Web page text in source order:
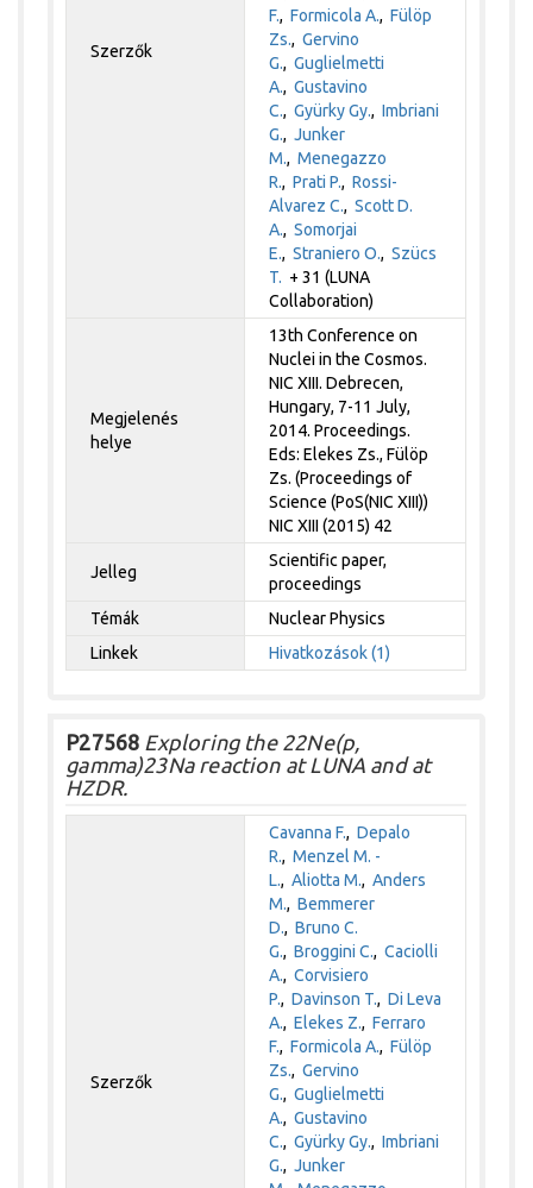
Szerzők
F.,Formicola A.,Fülöp
Zs.,Gervino
G.,Guglielmetti
A.,Gustavino
C.,Gyürky Gy.,Imbriani
G.,Junker
M.,Menegazzo
R.,Prati P.,Rossi-
Alvarez C.,Scott D.
A.,Somorjai
E.,Straniero O.,Szücs
T. + 31 (LUNA
Collaboration)
Megjelenés
helye
13th Conference on
Nuclei in the Cosmos.
NIC XIII. Debrecen,
Hungary, 7-11 July,
2014. Proceedings.
Eds: Elekes Zs., Fülöp
Zs. (Proceedings of
Science (PoS(NIC XIII))
NIC XIII (2015) 42
Jelleg
Scientific paper,
proceedings
Témák
Nuclear Physics
Linkek
Hivatkozások (1)
P27568 Exploring the 22Ne(p,
gamma)23Na reaction at LUNA and at
HZDR.
Szerzők
Cavanna F.,Depalo
R.,Menzel M. -
L.,Aliotta M.,Anders
M.,Bemmerer
D.,Bruno C.
G.,Broggini C.,Caciolli
A.,Corvisiero
P.,Davinson T.,Di Leva
A.,Elekes Z.,Ferraro
F.,Formicola A.,Fülöp
Zs.,Gervino
G.,Guglielmetti
A.,Gustavino
C.,Gyürky Gy.,Imbriani
G.,Junker